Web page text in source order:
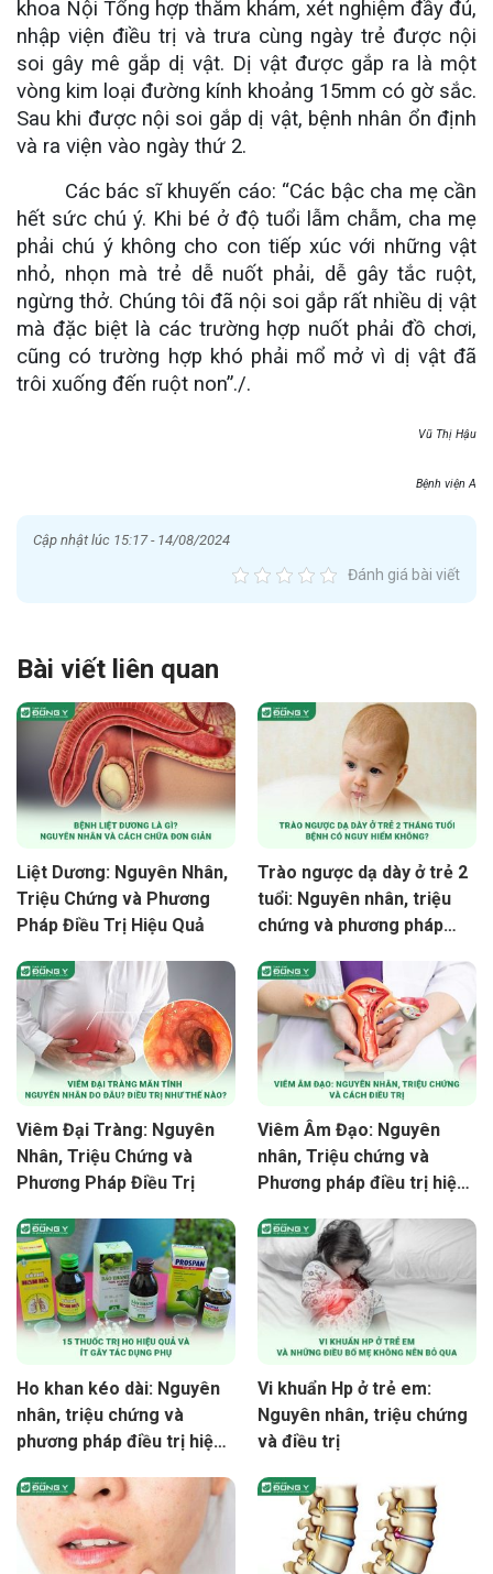
khoa Nội Tổng hợp thăm khám, xét nghiệm đầy đủ,
nhập viện điều trị và trưa cùng ngày trẻ được nội
soi gây mê gắp dị vật. Dị vật được gắp ra là một
vòng kim loại đường kính khoảng 15mm có gờ sắc.
Sau khi được nội soi gắp dị vật, bệnh nhân ổn định
và ra viện vào ngày thứ 2.
Các bác sĩ khuyến cáo: “Các bậc cha mẹ cần
hết sức chú ý. Khi bé ở độ tuổi lẫm chẫm, cha mẹ
phải chú ý không cho con tiếp xúc với những vật
nhỏ, nhọn mà trẻ dễ nuốt phải, dễ gây tắc ruột,
ngừng thở. Chúng tôi đã nội soi gắp rất nhiều dị vật
mà đặc biệt là các trường hợp nuốt phải đồ chơi,
cũng có trường hợp khó phải mổ mở vì dị vật đã
trôi xuống đến ruột non”./.
Vũ Thị Hậu
Bệnh viện A
Cập nhật lúc 15:17 - 14/08/2024
Đánh giá bài viết
Bài viết liên quan
Liệt Dương: Nguyên Nhân,
Triệu Chứng và Phương
Pháp Điều Trị Hiệu Quả
Trào ngược dạ dày ở trẻ 2
tuổi: Nguyên nhân, triệu
chứng và phương pháp
Viêm Đại Tràng: Nguyên
Nhân, Triệu Chứng và
Phương Pháp Điều Trị
Viêm Âm Đạo: Nguyên
nhân, Triệu chứng và
Phương pháp điều trị hiệu
Ho khan kéo dài: Nguyên
nhân, triệu chứng và
phương pháp điều trị hiệu
Vi khuẩn Hp ở trẻ em:
Nguyên nhân, triệu chứng
và điều trị